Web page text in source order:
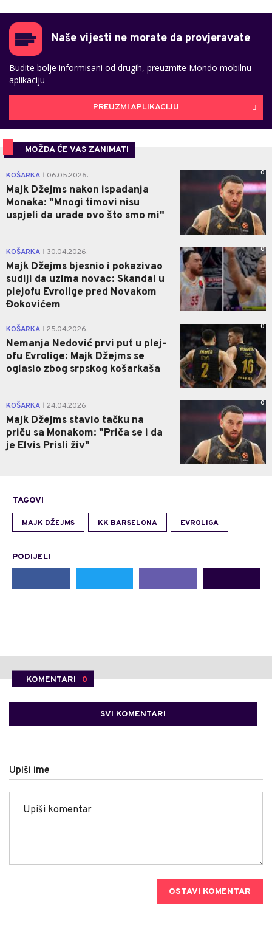
Naše vijesti ne morate da provjeravate
Budite bolje informisani od drugih, preuzmite Mondo mobilnu
aplikaciju
PREUZMI APLIKACIJU
MOŽDA ĆE VAS ZANIMATI
KOŠARKA 06.05.2026.
Majk Džejms nakon ispadanja
Monaka: "Mnogi timovi nisu
uspjeli da urade ovo što smo mi"
0
KOŠARKA 30.04.2026.
Majk Džejms bjesnio i pokazivao
sudiji da uzima novac: Skandal u
plejofu Evrolige pred Novakom
Đokovićem
0
KOŠARKA 25.04.2026.
Nemanja Nedović prvi put u plej-
ofu Evrolige: Majk Džejms se
oglasio zbog srpskog košarkaša
0
KOŠARKA 24.04.2026.
Majk Džejms stavio tačku na
priču sa Monakom: "Priča se i da
je Elvis Prisli živ"
0
TAGOVI
MAJK DŽEJMS KK BARSELONA EVROLIGA
PODIJELI
KOMENTARI 0
SVI KOMENTARI
Upiši ime
OSTAVI KOMENTAR